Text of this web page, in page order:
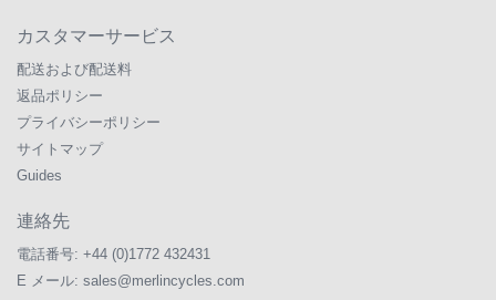
カスタマーサービス
配送および配送料
返品ポリシー
プライバシーポリシー
サイトマップ
Guides
連絡先
電話番号: +44 (0)1772 432431
E メール: sales@merlincycles.com